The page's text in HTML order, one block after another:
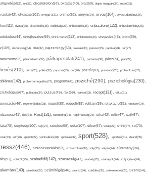
ok(36), okostelefon(57), oktatás(40), olaj(50), olajos magvak(34), olcsó(33),
olvasás(101), omega-3(31), online(52), orrfolyás(24), orvos(164), orvostudomány(26),
óvoda(26), öltözködés(35), önállóság(27), önbecsülés(36), önbizalom(122), önbizalomhiány(28),
önfejlesztés(59), önismeret(113), önkifejezés(26), öregedés(46), öröm(69),
őszinteség(34), ötlet(37), pajzsmirigy(53), pakolás(30), panasz(25), paprika(28), pár(27),
páratartalom(27), párkapcsolat(241), pattanás(30), pénz(74), piac(27),
pizza(25), pollen(32), popcorn(35), por(26), pozitív(83), prevenció(25), probiotikum(37),
problémamegoldás(27), program(60), psziché(290), pszichológia(230),
puffadás(34), pulzus(45), rák(69), reakció(33), recept(131), reflux(31),
regenerálódás(28), reggel(39), reggeli(89), reklám(39), relaxáció(81), rendszer(24),
rizs(34), Rost(131), rozmaring(24), rugalmasság(24), ruha(42), rutin(47), sajt(67),
segítség(100), sejt(27), sérülés(58), séta(107), siker(67), sírás(27), smink(37), só(70),
sör(26), spenót(27), spiritualitás(28), spórolás(37), sport(528), sportoló(31), strand(35),
stresszkezelés(53), stresszoldás(34), súly(25), súlyzó(24), sütemény(94),
sütőtök(25), szabadidő(142), szabadság(47), szabály(25), szabályok(24), szájhigiénia(24),
szakítás(27), Számítógép(46), száraz(24), szédülés(35), székrekedés(25), Szem(54),